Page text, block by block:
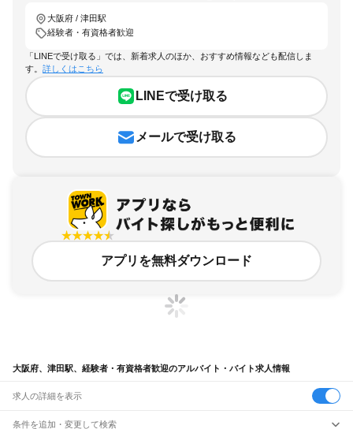
大阪府 / 津田駅
経験者・有資格者歓迎
「LINEで受け取る」では、新着求人のほか、おすすめ情報なども配信しま
す。 詳しくはこちら
LINEで受け取る
メールで受け取る
アプリを無料ダウンロード
大阪府、津田駅、経験者・有資格者歓迎のアルバイト・バイト求人情報
求人の詳細を表示
条件を追加・変更して検索